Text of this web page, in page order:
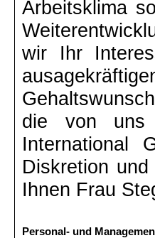
Arbeitsklima
wir Ihr
die von uns
International
Diskretion
Ihnen Frau
Personal- und